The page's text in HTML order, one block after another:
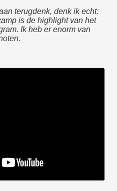
terugdenk, denk ik echt:
is de highlight van het
Ik heb er enorm van